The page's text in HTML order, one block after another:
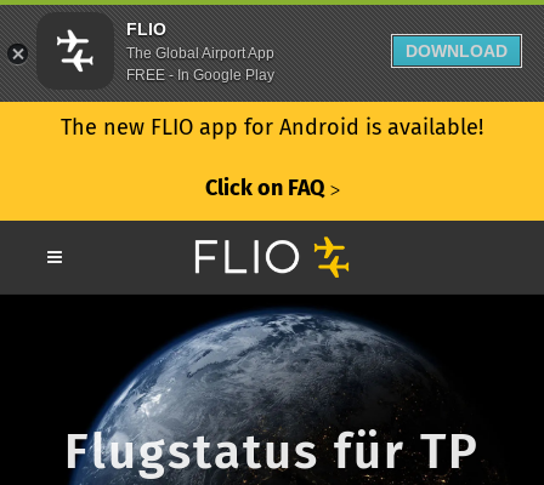
The new FLIO app for Android is available!
Click on FAQ ᐳ
Flugstatus für TP
FLIO
The Global Airport App
FREE - In Google Play
DOWNLOAD